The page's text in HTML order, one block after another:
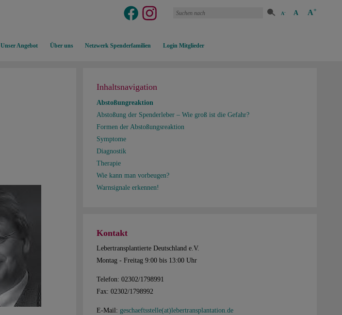
Unser Angebot Über uns Netzwerk Spenderfamilien Login Mitglieder
A- A A+
Inhaltsnavigation
Abstoßungreaktion
Abstoßung der Spenderleber – Wie groß ist die Gefahr?
Formen der Abstoßungsreaktion
Symptome
Diagnostik
Therapie
Wie kann man vorbeugen?
Warnsignale erkennen!
Kontakt
Lebertransplantierte Deutschland e.V.
Montag - Freitag 9:00 bis 13:00 Uhr
Telefon: 02302/1798991
Fax: 02302/1798992
E-Mail: geschaeftsstelle(at)lebertransplantation.de